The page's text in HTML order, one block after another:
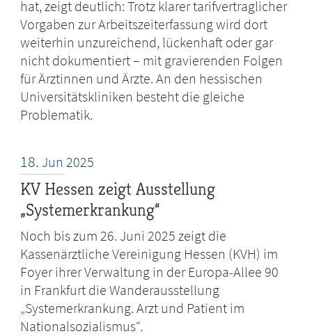
hat, zeigt deutlich: Trotz klarer tarifvertraglicher
Vorgaben zur Arbeitszeiterfassung wird dort
weiterhin unzureichend, lückenhaft oder gar
nicht dokumentiert – mit gravierenden Folgen
für Ärztinnen und Ärzte. An den hessischen
Universitätskliniken besteht die gleiche
Problematik.
18. Jun 2025
KV Hessen zeigt Ausstellung
„Systemerkrankung“
Noch bis zum 26. Juni 2025 zeigt die
Kassenärztliche Vereinigung Hessen (KVH) im
Foyer ihrer Verwaltung in der Europa-Allee 90
in Frankfurt die Wanderausstellung
„Systemerkrankung. Arzt und Patient im
Nationalsozialismus“.